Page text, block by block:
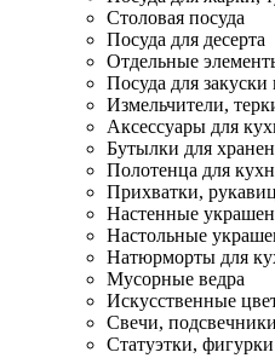
Столовая посуда
Посуда для десерта
Отдельные
Посуда для закуски
Измельчители,
Аксессуары для
Бутылки для
Полотенца для
Прихватки,
Настенные
Настольные
Натюрморты для
Мусорные ведра
Искусственные
Свечи, подсвечники
Статуэтки, фигурки